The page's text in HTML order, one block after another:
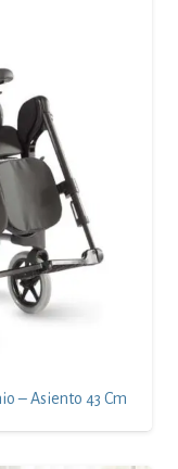
– Asiento 43 Cm